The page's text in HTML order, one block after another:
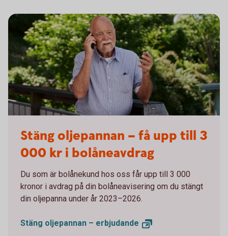
Stäng oljepannan – få upp till 3
000 kr i bolåneavdrag
Du som är bolånekund hos oss får upp till 3 000
kronor i avdrag på din bolåneavisering om du stängt
din oljepanna under år 2023–2026.
Stäng oljepannan – erbjudande